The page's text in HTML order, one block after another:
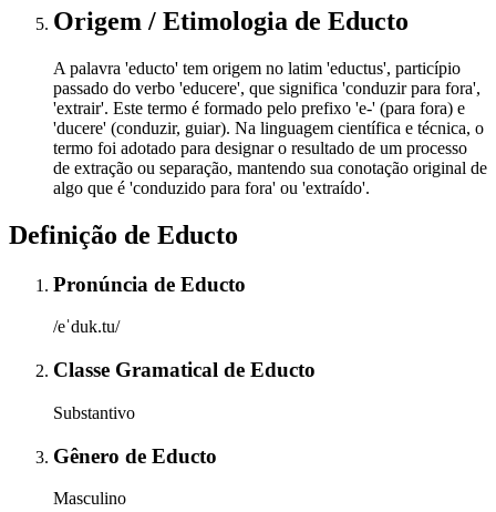
Origem / Etimologia de Educto
A palavra 'educto' tem origem no latim 'eductus', particípio
passado do verbo 'educere', que significa 'conduzir para fora',
'extrair'. Este termo é formado pelo prefixo 'e-' (para fora) e
'ducere' (conduzir, guiar). Na linguagem científica e técnica, o
termo foi adotado para designar o resultado de um processo
de extração ou separação, mantendo sua conotação original de
algo que é 'conduzido para fora' ou 'extraído'.
Definição de Educto
Pronúncia de Educto
/eˈduk.tu/
Classe Gramatical de Educto
Substantivo
Gênero de Educto
Masculino